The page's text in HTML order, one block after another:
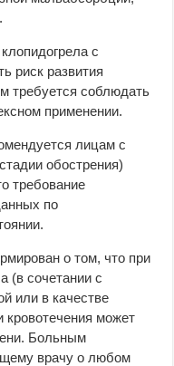
с
риск развития
требуется соблюдать
применении.
лицам с
обострения)
требование
по
о том, что при
(в сочетании с
или в качестве
кровотечения может
Больным
врачу о любом